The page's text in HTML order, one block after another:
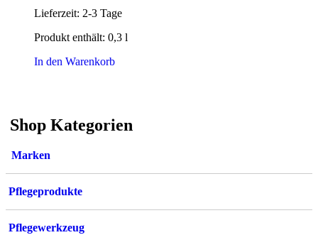
Lieferzeit: 2-3 Tage
Produkt enthält: 0,3 l
In den Warenkorb
Shop Kategorien
Marken
Pflegeprodukte
Pflegewerkzeug